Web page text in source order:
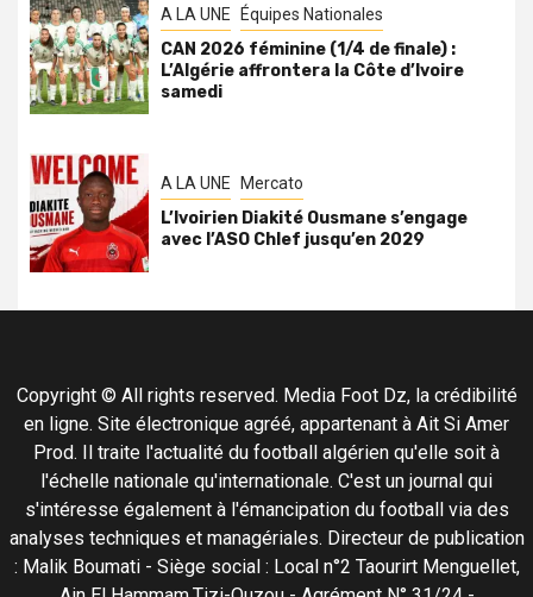
A LA UNE Équipes Nationales
CAN 2026 féminine (1/4 de finale) :
L’Algérie affrontera la Côte d’Ivoire
samedi
A LA UNE Mercato
L’Ivoirien Diakité Ousmane s’engage
avec l’ASO Chlef jusqu’en 2029
Copyright © All rights reserved. Media Foot Dz, la crédibilité
en ligne. Site électronique agréé, appartenant à Ait Si Amer
Prod. Il traite l'actualité du football algérien qu'elle soit à
l'échelle nationale qu'internationale. C'est un journal qui
s'intéresse également à l'émancipation du football via des
analyses techniques et managériales. Directeur de publication
: Malik Boumati - Siège social : Local n°2 Taourirt Menguellet,